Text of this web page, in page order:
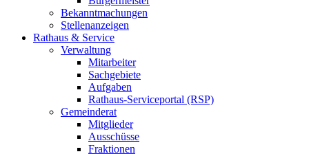
Bekanntmachungen
Stellenanzeigen
Rathaus & Service
Verwaltung
Mitarbeiter
Sachgebiete
Aufgaben
Rathaus-Serviceportal (RSP)
Gemeinderat
Mitglieder
Ausschüsse
Fraktionen